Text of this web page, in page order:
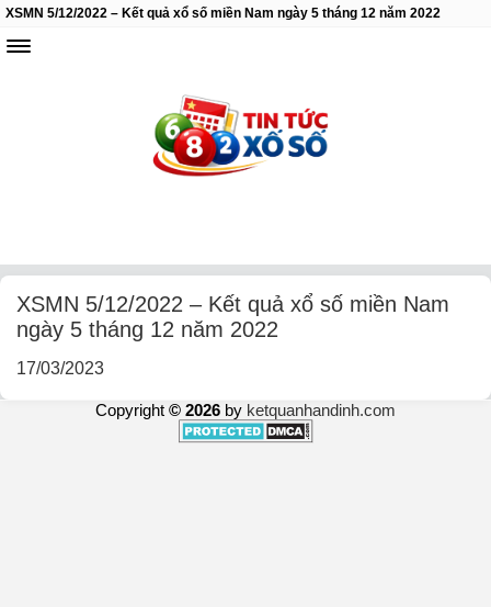
XSMN 5/12/2022 – Kết quả xổ số miền Nam ngày 5 tháng 12 năm 2022
XSMN 5/12/2022 – Kết quả xổ số miền Nam
ngày 5 tháng 12 năm 2022
17/03/2023
Copyright © 2026 by ketquanhandinh.com